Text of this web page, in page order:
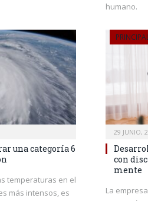
humano.
una categoría 6
temperaturas en el
más intensos, es
29 JUNIO,
con
mente
La